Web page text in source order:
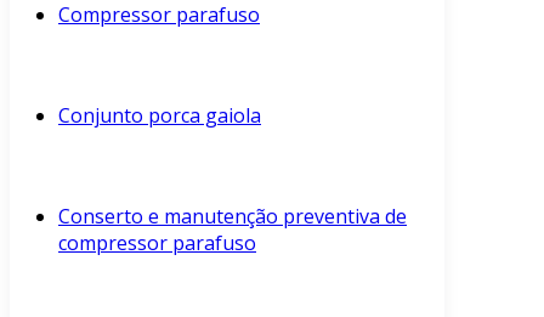
Compressor parafuso
Conjunto porca gaiola
Conserto e manutenção preventiva de
compressor parafuso